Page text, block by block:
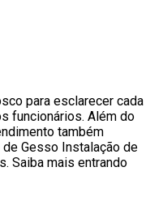
para esclarecer cada
funcionários. Além do
também
Gesso Instalação de
Saiba mais entrando